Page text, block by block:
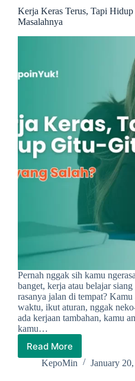
Kerja Keras Terus, Tapi
Masalahnya
Pernah nggak sih kamu
banget, kerja atau belajar
rasanya jalan di tempat? Kamu
waktu, ikut aturan, nggak
ada kerjaan tambahan, kamu
kamu…
Read More
Kerja
Keras
KepoMin January